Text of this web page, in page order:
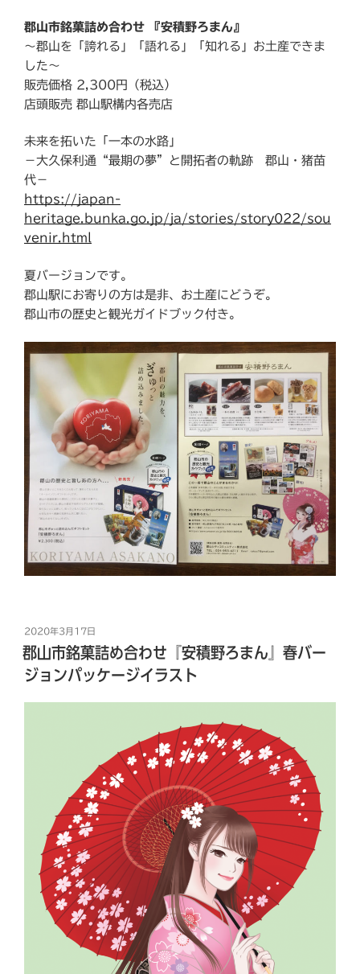
郡山市銘菓詰め合わせ 『安積野ろまん』
〜郡山を「誇れる」「語れる」「知れる」お土産できま
した〜
販売価格 2,300円（税込）
店頭販売 郡山駅構内各売店
未来を拓いた「一本の水路」
－大久保利通“最期の夢”と開拓者の軌跡 郡山・猪苗
代－
https://japan-
heritage.bunka.go.jp/ja/stories/story022/sou
venir.html
夏バージョンです。
郡山駅にお寄りの方は是非、お土産にどうぞ。
郡山市の歴史と観光ガイドブック付き。
投
稿
日:
2020年3月17日
郡山市銘菓詰め合わせ『安積野ろまん』春バー
ジョンパッケージイラスト